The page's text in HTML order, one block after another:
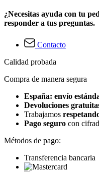
¿Necesitas ayuda con tu
responder a tus preguntas.
Contacto
Calidad probada
Compra de manera segura
España: envío
Devoluciones
Trabajamos
Pago seguro con
Métodos de pago:
Transferencia bancaria